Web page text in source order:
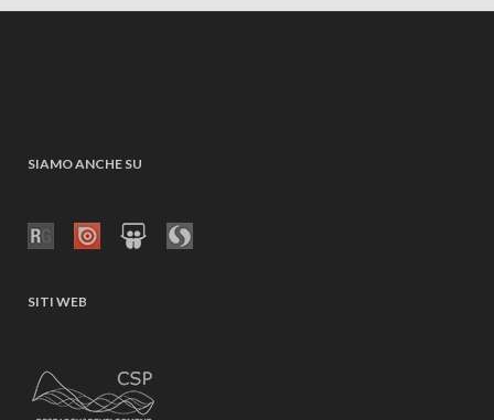
SIAMO ANCHE SU
SITI WEB